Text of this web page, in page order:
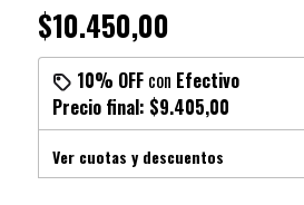
$10.450,00
10% OFFcon Efectivo
Precio final: $9.405,00
Ver cuotas y descuentos